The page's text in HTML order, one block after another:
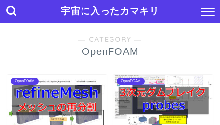
宇宙に入ったカマキリ
― CATEGORY ―
OpenFOAM
OpenFOAM OpenFOAM